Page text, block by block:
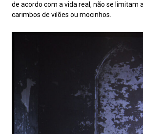
de acordo com a vida real, não se limitam
carimbos de vilões ou mocinhos.